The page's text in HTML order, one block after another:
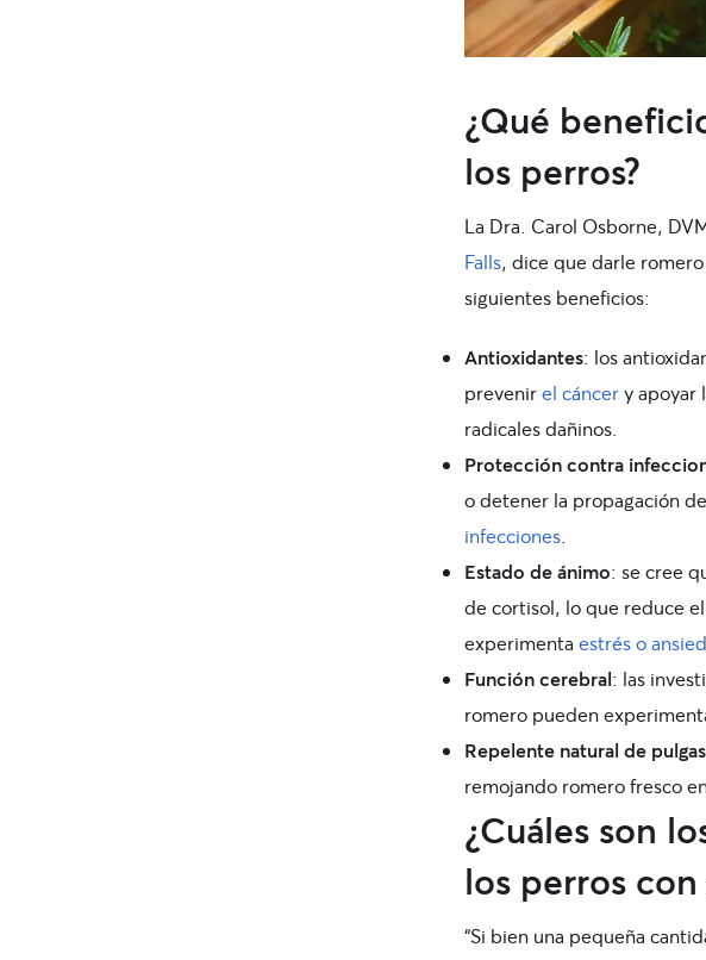
¿Qué
los perros?
La Dra. Carol Osborne,
Falls, dice que darle
siguientes beneficios:
Antioxidantes: los
prevenirel cáncery apoyar
radicales dañinos.
Protección contra
o detener la propagación
infecciones
Estado de ánimo: se cree
de cortisol, lo que reduce
experimenta estrés o
Función cerebral: las
romero pueden
Repelente natural de pulgas
remojando romero fresco
¿Cuáles son
los perros
“Si bien una pequeña